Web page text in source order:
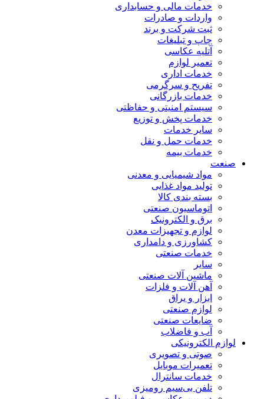
خدمات مالی و حسابداری
واردات و صادرات
ثبت شرکت و برند
چاپ و تبلیغات
آتلیه عکاسی
تعمیر لوازم
خدمات اداری
تفریح و سرگرمی
خدمات بازرگانی
سیستم امنیتی و حفاظتی
خدمات پخش و توزیع
سایر خدمات
خدمات حمل و نقل
خدمات بیمه
صنعت
مواد شیمیایی و معدنی
تولید مواد غذایی
بسته بندی کالا
اتوماسیون صنعتی
برق و الکترونیک
لوازم و تجهیزات معدن
کشاورزی و دامداری
خدمات صنعتی
سایر
ماشین آلات صنعتی
آهن آلات و فلزات
ابزار و یراق
لوازم صنعتی
ضایعات صنعتی
آب و فاضلاب
لوازم الکترونیکی
صوتی و تصویری
تعمیرات موبایل
خدمات سانترال
تلفن بی‌سیم رومیزی